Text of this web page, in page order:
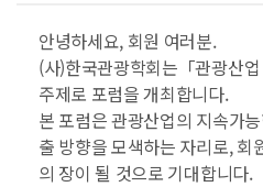
안녕하세요, 회원 여러분.
(사)한국관광학회는「관광산
주제로 포럼을 개최합니다.
본 포럼은 관광산업의 지속가
출 방향을 모색하는 자리로, 회
의 장이 될 것으로 기대합니다.